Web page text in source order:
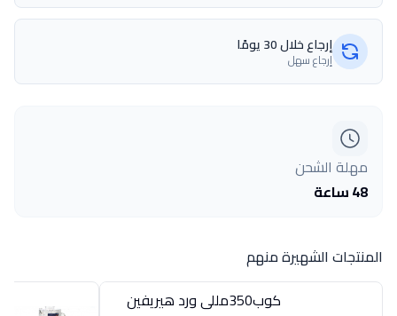
إرجاع خلال 30 يومًا
إرجاع سهل
مهلة الشحن
48 ساعة
المنتجات الشهيرة منهم
كوب350مللى ورد هيريفين